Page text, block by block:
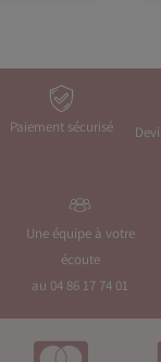
Paiement sécurisé
Une équipe à votre
écoute
au 04 86 17 74 01